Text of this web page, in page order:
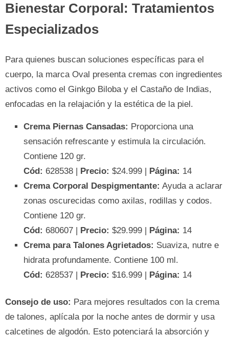
Bienestar Corporal: Tratamientos
Especializados
Para quienes buscan soluciones específicas para el
cuerpo, la marca Oval presenta cremas con ingredientes
activos como el Ginkgo Biloba y el Castaño de Indias,
enfocadas en la relajación y la estética de la piel.
Crema Piernas Cansadas: Proporciona una
sensación refrescante y estimula la circulación.
Contiene 120 gr.
Cód: 628538 | Precio: $24.999 | Página: 14
Crema Corporal Despigmentante: Ayuda a aclarar
zonas oscurecidas como axilas, rodillas y codos.
Contiene 120 gr.
Cód: 680607 | Precio: $29.999 | Página: 14
Crema para Talones Agrietados: Suaviza, nutre e
hidrata profundamente. Contiene 100 ml.
Cód: 628537 | Precio: $16.999 | Página: 14
Consejo de uso: Para mejores resultados con la crema
de talones, aplícala por la noche antes de dormir y usa
calcetines de algodón. Esto potenciará la absorción y